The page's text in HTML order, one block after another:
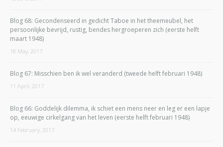
Blog 68: Gecondenseerd in gedicht Taboe in het theemeubel, het
persoonlijke bevrijd, rustig, bendes hergroeperen zich (eerste helft
maart 1948)
18 May, 2017
Blog 67: Misschien ben ik wel veranderd (tweede helft februari 1948)
11 April, 2017
Blog 66: Goddelijk dilemma, ik schiet een mens neer en leg er een lapje
op, eeuwige cirkelgang van het leven (eerste helft februari 1948)
14 February, 2017